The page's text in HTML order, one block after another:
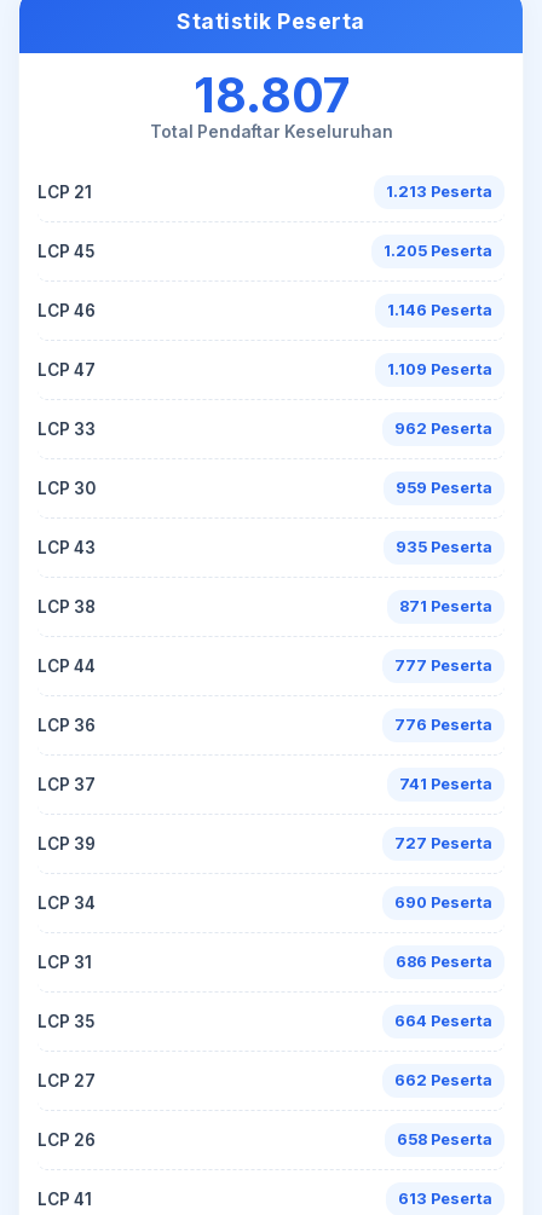
Statistik Peserta
18.807
Total Pendaftar Keseluruhan
LCP 21 1.213 Peserta
LCP 45 1.205 Peserta
LCP 46 1.146 Peserta
LCP 47 1.109 Peserta
LCP 33 962 Peserta
LCP 30 959 Peserta
LCP 43 935 Peserta
LCP 38 871 Peserta
LCP 44 777 Peserta
LCP 36 776 Peserta
LCP 37 741 Peserta
LCP 39 727 Peserta
LCP 34 690 Peserta
LCP 31 686 Peserta
LCP 35 664 Peserta
LCP 27 662 Peserta
LCP 26 658 Peserta
LCP 41 613 Peserta